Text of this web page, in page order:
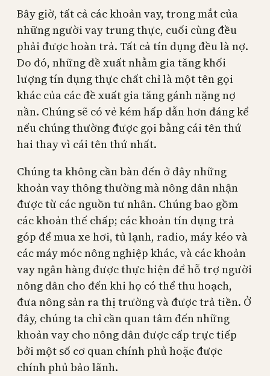
Bây giờ, tất cả các khoản vay, trong mắt của
những người vay trung thực, cuối cùng đều
phải được hoàn trả. Tất cả tín dụng đều là nợ.
Do đó, những đề xuất nhằm gia tăng khối
lượng tín dụng thực chất chỉ là một tên gọi
khác của các đề xuất gia tăng gánh nặng nợ
nần. Chúng sẽ có vẻ kém hấp dẫn hơn đáng kể
nếu chúng thường được gọi bằng cái tên thứ
hai thay vì cái tên thứ nhất.
Chúng ta không cần bàn đến ở đây những
khoản vay thông thường mà nông dân nhận
được từ các nguồn tư nhân. Chúng bao gồm
các khoản thế chấp; các khoản tín dụng trả
góp để mua xe hơi, tủ lạnh, radio, máy kéo và
các máy móc nông nghiệp khác, và các khoản
vay ngân hàng được thực hiện để hỗ trợ người
nông dân cho đến khi họ có thể thu hoạch,
đưa nông sản ra thị trường và được trả tiền. Ở
đây, chúng ta chỉ cần quan tâm đến những
khoản vay cho nông dân được cấp trực tiếp
bởi một số cơ quan chính phủ hoặc được
chính phủ bảo lãnh.